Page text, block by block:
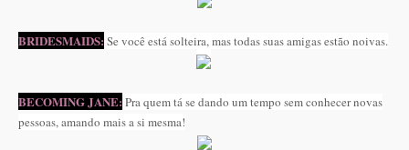
BRIDESMAIDS: Se você está solteira, mas todas suas amigas estão noivas.
BECOMING JANE: Pra quem tá se dando um tempo sem conhecer novas
pessoas, amando mais a si mesma!